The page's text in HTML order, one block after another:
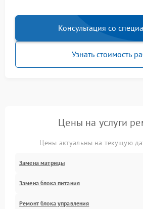
Консультация со
Узнать стоимость
Цены на услуги
Цены актуальны на текущую
Замена матрицы
Замена блока питания
Ремонт блока управления